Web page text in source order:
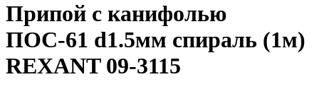
Припой с канифолью
ПОС-61 d1.5мм спираль (1м)
REXANT 09-3115